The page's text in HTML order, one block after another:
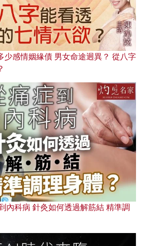
少感情姻緣債 男女命途迥異？ 從八字
內科病 針灸如何透過解筋結 精準調